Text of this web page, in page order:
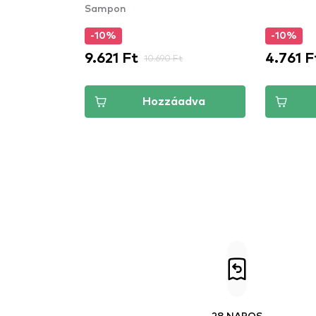
Sampon
-10%
9.621 Ft 10.690 Ft
Hozzáadva
-10%
4.761